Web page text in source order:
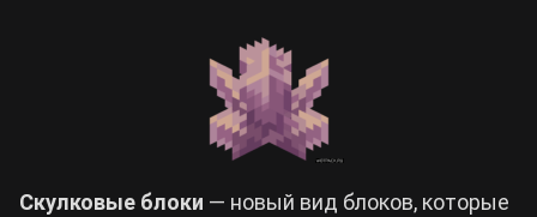
Скулковые блоки — новый вид блоков, которые